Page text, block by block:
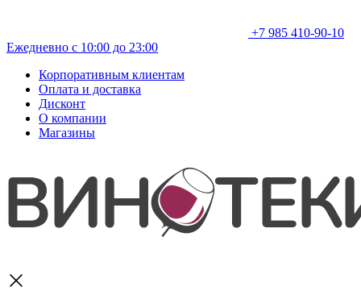
+7 985 410-90-10
Ежедневно с 10:00 до 23:00
Корпоративным клиентам
Оплата и доставка
Дисконт
О компании
Магазины